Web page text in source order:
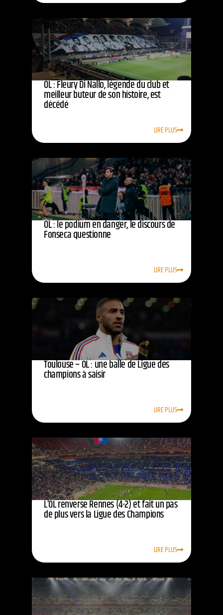
OL : Fleury Di Nallo, légende du club et
meilleur buteur de son histoire, est
décédé
LIRE PLUS
OL : le podium en danger, le discours de
Fonseca questionne
LIRE PLUS
Toulouse – OL : une balle de Ligue des
champions à saisir
LIRE PLUS
L’OL renverse Rennes (4-2) et fait un pas
de plus vers la Ligue des Champions
LIRE PLUS